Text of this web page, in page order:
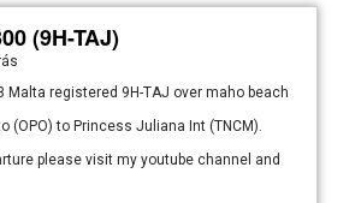
(9H-TAJ)
Malta registered 9H-TAJ over maho beach
(OPO) to Princess Juliana Int (TNCM).
please visit my youtube channel and